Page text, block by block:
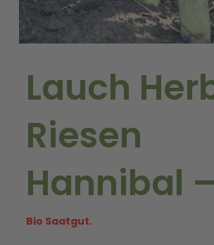
Lauch
Riesen
Hannibal
Bio Saatgut.